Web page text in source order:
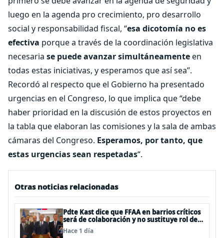
luego en la agenda pro crecimiento, pro desarrollo
social y responsabilidad fiscal, “esa dicotomía no es
efectiva porque a través de la coordinación legislativa
necesaria se puede avanzar simultáneamenteen
todas estas iniciativas, y esperamos que así sea”.
Recordó al respecto que el Gobierno ha presentado
urgencias en el Congreso, lo que implica que “debe
haber prioridad en la discusión de estos proyectos en
la tabla que elaboran las comisiones y la sala de ambas
cámaras del Congreso. Esperamos, por tanto, que
estas urgencias sean respetadas“.
Otras noticias relacionadas
Pdte Kast dice que FFAA en barrios críticos
será de colaboración y no sustituye rol de
policías en control del orden público
Hace 1 día